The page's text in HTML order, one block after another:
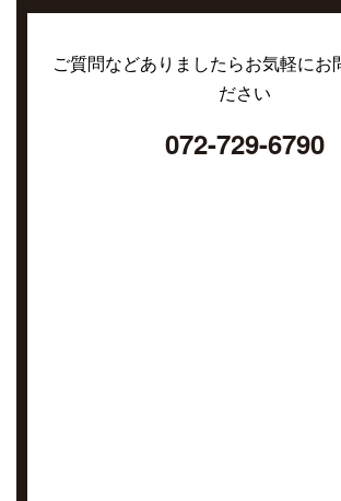
ご質問などありましたらお気軽にお
ださい
072-729-6790